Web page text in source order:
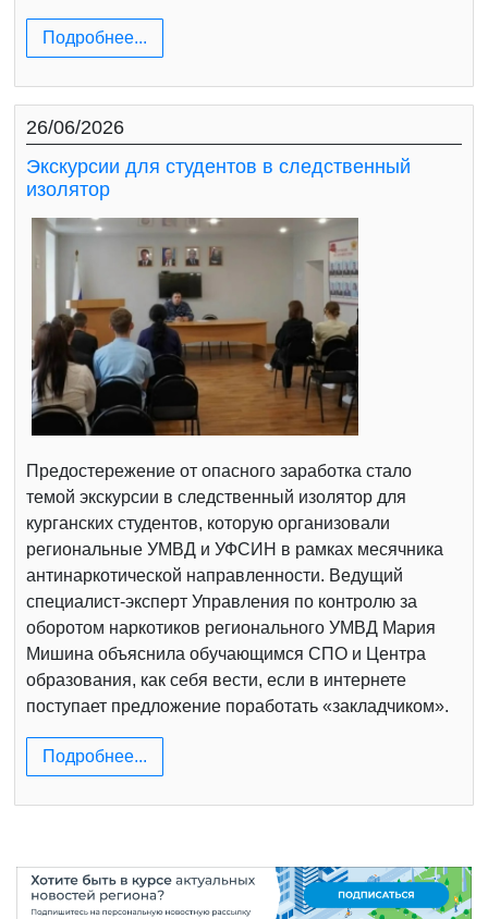
Подробнее...
26/06/2026
Экскурсии для студентов в следственный
изолятор
Предостережение от опасного заработка стало
темой экскурсии в следственный изолятор для
курганских студентов, которую организовали
региональные УМВД и УФСИН в рамках месячника
антинаркотической направленности. Ведущий
специалист-эксперт Управления по контролю за
оборотом наркотиков регионального УМВД Мария
Мишина объяснила обучающимся СПО и Центра
образования, как себя вести, если в интернете
поступает предложение поработать «закладчиком».
Подробнее...